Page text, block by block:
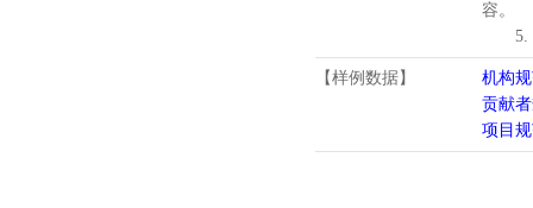
容。
5.
【样例数据】
机构
贡献
项目